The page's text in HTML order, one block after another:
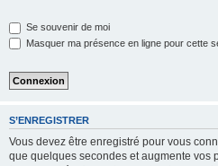
Se souvenir de moi
Masquer ma présence en ligne pour cette
S’ENREGISTRER
Vous devez être enregistré pour vous
que quelques secondes et augmente vos